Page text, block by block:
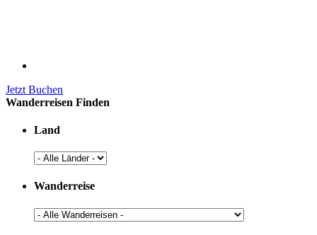
Jetzt Buchen
Wanderreisen Finden
Land
Wanderreise